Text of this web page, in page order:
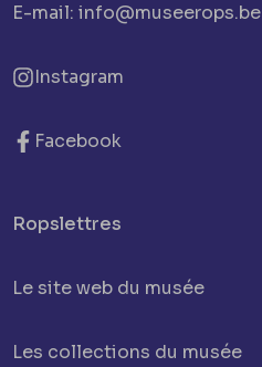
E-mail: info@museerops.be
Instagram
Facebook
Ropslettres
Le site web du musée
Les collections du musée